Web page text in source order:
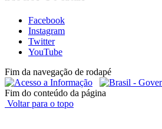
Facebook
Instagram
Twitter
YouTube
Fim da navegação de rodapé
Fim do conteúdo da página
Voltar para o topo